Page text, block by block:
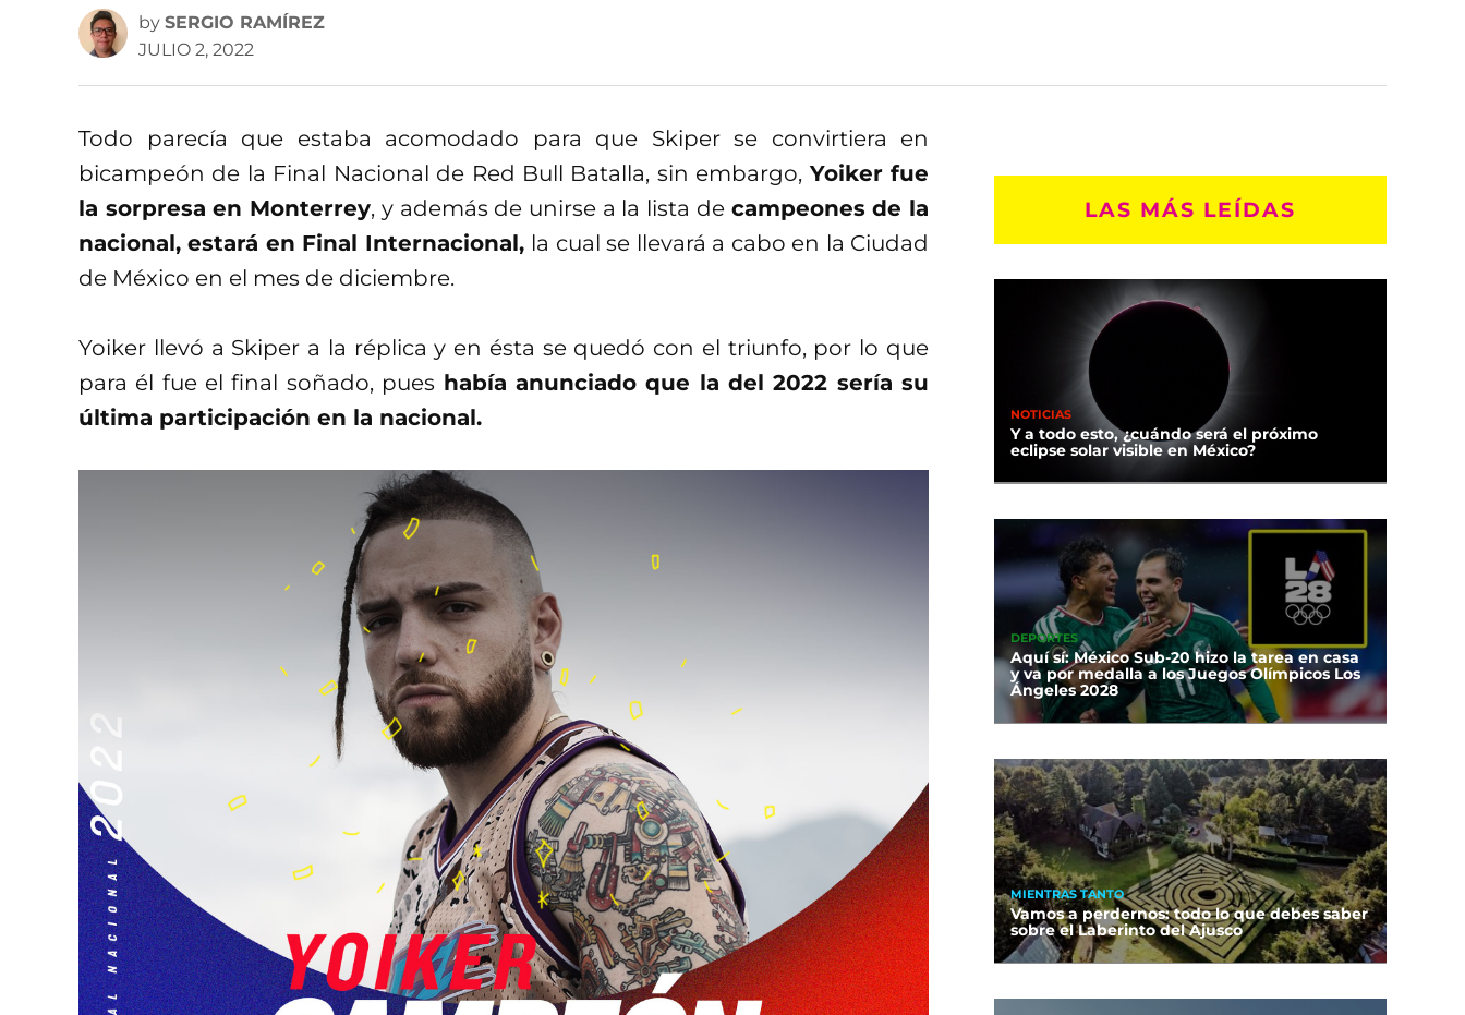
by SERGIO RAMÍREZ
JULIO 2, 2022
Todo parecía que estaba acomodado para que Skiper se convirtiera en
bicampeón de la Final Nacional de Red Bull Batalla, sin embargo, Yoiker fue
la sorpresa en Monterrey, y además de unirse a la lista de campeones de la
nacional, estará en Final Internacional, la cual se llevará a cabo en la Ciudad
de México en el mes de diciembre.
Yoiker llevó a Skiper a la réplica y en ésta se quedó con el triunfo, por lo que
para él fue el final soñado, pues había anunciado que la del 2022 sería su
última participación en la nacional.
LAS MÁS LEÍDAS
NOTICIAS
Y a todo esto, ¿cuándo será el próximo
eclipse solar visible en México?
DEPORTES
Aquí sí: México Sub-20 hizo la tarea en casa
y va por medalla a los Juegos Olímpicos Los
Ángeles 2028
MIENTRAS TANTO
Vamos a perdernos: todo lo que debes saber
sobre el Laberinto del Ajusco